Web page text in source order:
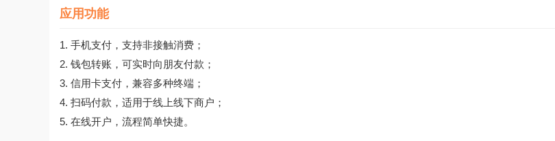
应用功能
1. 手机支付，支持非接触消费；
2. 钱包转账，可实时向朋友付款；
3. 信用卡支付，兼容多种终端；
4. 扫码付款，适用于线上线下商户；
5. 在线开户，流程简单快捷。